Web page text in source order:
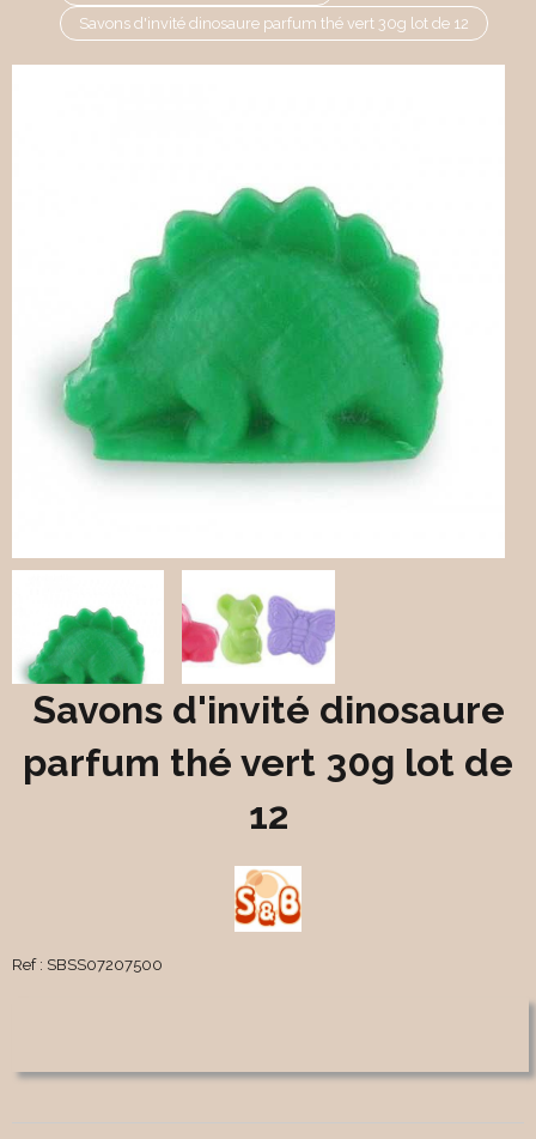
Savons d'invité dinosaure parfum thé vert 30g lot de 12
Savons d'invité dinosaure
parfum thé vert 30g lot de
12
Ref : SBSS07207500